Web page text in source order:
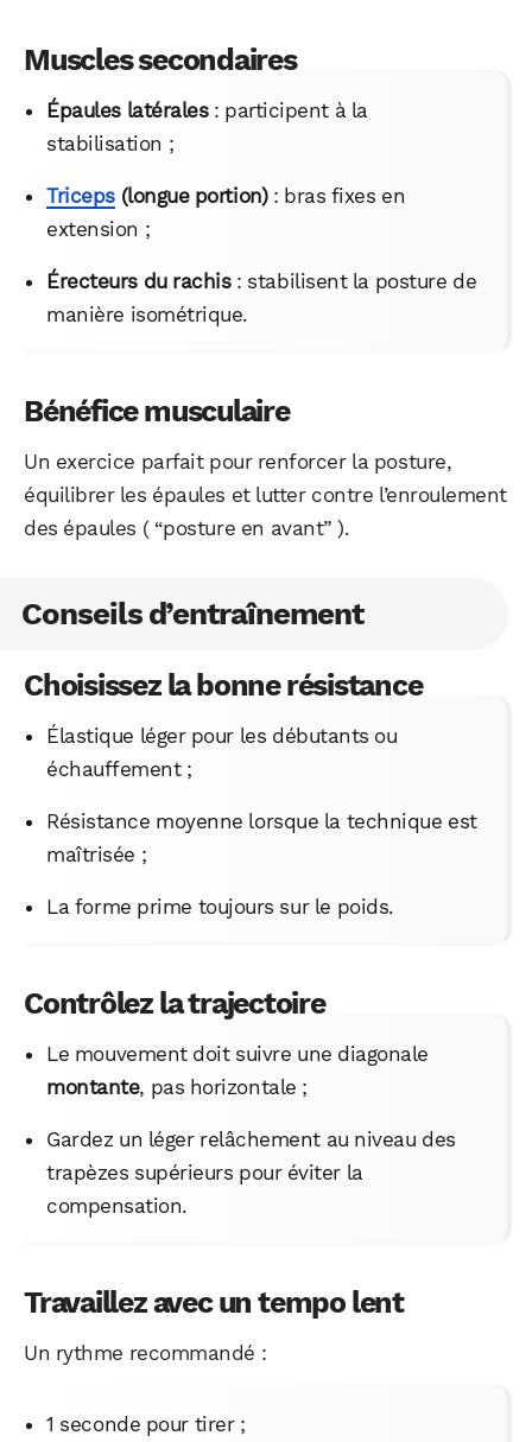
Muscles secondaires
Épaules latérales: participent à la
stabilisation ;
Triceps(longue portion): bras fixes en
extension ;
Érecteurs du rachis: stabilisent la posture de
manière isométrique.
Bénéfice musculaire
Un exercice parfait pour renforcer la posture,
équilibrer les épaules et lutter contre l’enroulement
des épaules ( “posture en avant” ).
Conseils d’entraînement
Choisissez la bonne résistance
Élastique léger pour les débutants ou
échauffement ;
Résistance moyenne lorsque la technique est
maîtrisée ;
La forme prime toujours sur le poids.
Contrôlez la trajectoire
Le mouvement doit suivre une diagonale
montante, pas horizontale ;
Gardez un léger relâchement au niveau des
trapèzes supérieurs pour éviter la
compensation.
Travaillez avec un tempo lent
Un rythme recommandé :
1 seconde pour tirer ;
WhatsApp Telegram
Facebook